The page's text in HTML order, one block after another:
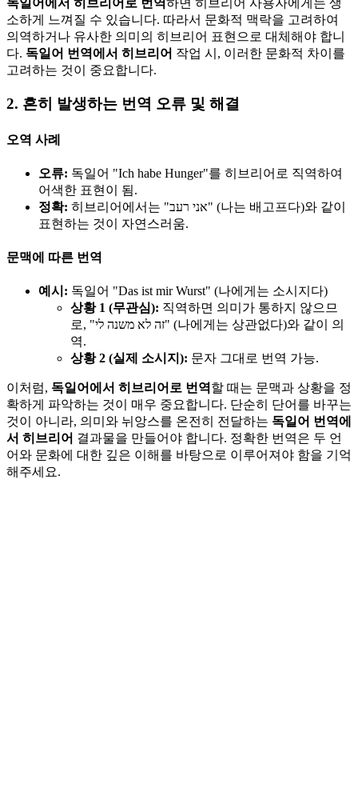
소하게 느껴질 수 있습니다. 따라서 문화적 맥락을 고려하여
의역하거나 유사한 의미의 히브리어 표현으로 대체해야 합니
다. 독일어 번역에서 히브리어 작업 시, 이러한 문화적 차이를
고려하는 것이 중요합니다.
2. 흔히 발생하는 번역 오류 및 해결
오역 사례
오류: 독일어 "Ich habe Hunger"를 히브리어로 직역하여
어색한 표현이 됨.
정확: 히브리어에서는 "אני רעב" (나는 배고프다)와 같이
표현하는 것이 자연스러움.
문맥에 따른 번역
예시: 독일어 "Das ist mir Wurst" (나에게는 소시지다)
상황 1 (무관심): 직역하면 의미가 통하지 않으므
로, "זה לא משנה לי" (나에게는 상관없다)와 같이 의
역.
상황 2 (실제 소시지): 문자 그대로 번역 가능.
이처럼, 독일어에서 히브리어로 번역할 때는 문맥과 상황을 정
확하게 파악하는 것이 매우 중요합니다. 단순히 단어를 바꾸는
것이 아니라, 의미와 뉘앙스를 온전히 전달하는 독일어 번역에
서 히브리어 결과물을 만들어야 합니다. 정확한 번역은 두 언
어와 문화에 대한 깊은 이해를 바탕으로 이루어져야 함을 기억
해주세요.